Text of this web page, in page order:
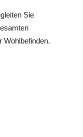
Sie
Wohlbefinden.